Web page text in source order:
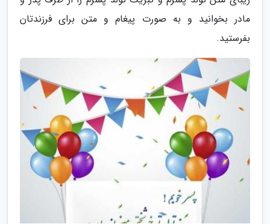
مادر بخوانید و به صورت پیغام و متن برای فرزندتان
بفرستید.